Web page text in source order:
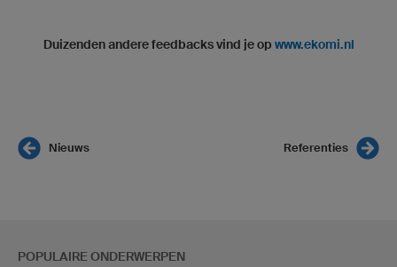
Duizenden andere feedbacks vind je op www.ekomi.nl
Nieuws Referenties
POPULAIRE ONDERWERPEN